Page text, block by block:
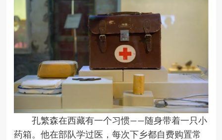
孔繁森在西藏有一个习惯——随身带着一只小
药箱。他在部队学过医，每次下乡都自费购置常